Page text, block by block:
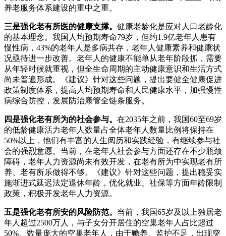
养老服务体系建设的重中之重。
三是强化老有所医的健康支撑。 健康老龄化是应对人口老龄化
的基本理念。我国人均预期寿命79岁，但约1.9亿老年人患有
慢性病，43%的老年人是多病共存，老年人健康素养和健康状
况亟待进一步改善。老年人的健康不能单从老年阶段抓，需要
从年轻时候就重视，但全生命周期的主动健康意识和生活方式
尚未普遍形成。《建议》针对这些问题，提出要健全健康促进
政策制度体系，提高人均预期寿命和人民健康水平，加强慢性
病综合防控，发展防治康管全链条服务。
四是强化老有所为的社会参与。 在2035年之前，我国60至69岁
的低龄健康活力老年人数量占全体老年人数量比例将保持在
50%以上，他们有丰富的人生阅历和实践经验，有继续参与社
会的强烈意愿。当前，在老年人社会参与方面还存在不少瓶颈
障碍，老年人力资源尚未有效开发，在老有所为中实现老有所
养、老有所乐做得不够。《建议》针对这些问题，提出稳妥实
施渐进式延迟法定退休年龄，优化就业、社保等方面年龄限制
政策，积极开发老年人力资源。
五是强化老有所安的风险防范。 当前，我国65岁及以上独居老
年人超过2500万人，与子女分开居住的空巢老年人占比超过
50%。数量庞大的空巢老年人，由于赡养、监护不足，出现突